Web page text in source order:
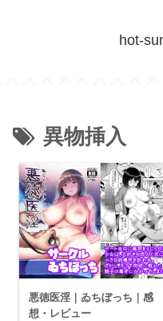
hot-
異物挿入
悪徳医淫｜ゐちぼっち｜感
想・レビュー